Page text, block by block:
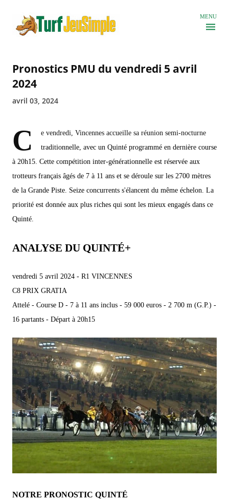
MENU
Pronostics PMU du vendredi 5 avril
2024
avril 03, 2024
C
e vendredi, Vincennes accueille sa réunion semi-nocturne
traditionnelle, avec un Quinté programmé en dernière course
à 20h15. Cette compétition inter-générationnelle est réservée aux
trotteurs français âgés de 7 à 11 ans et se déroule sur les 2700 mètres
de la Grande Piste. Seize concurrents s'élancent du même échelon. La
priorité est donnée aux plus riches qui sont les mieux engagés dans ce
Quinté.
ANALYSE DU QUINTÉ+
vendredi 5 avril 2024 - R1 VINCENNES
C8 PRIX GRATIA
Attelé - Course D - 7 à 11 ans inclus - 59 000 euros - 2 700 m (G.P.) -
16 partants - Départ à 20h15
NOTRE PRONOSTIC QUINTÉ